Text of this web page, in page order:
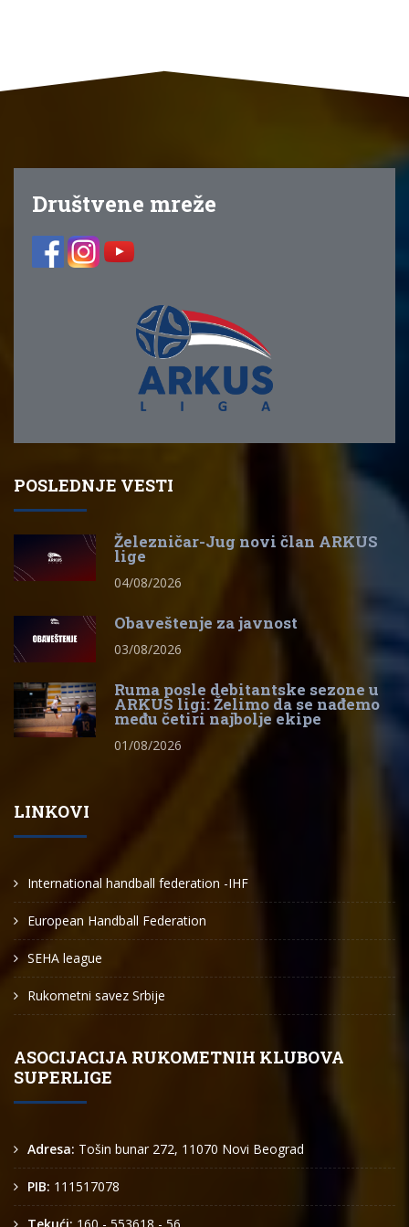
Društvene mreže
POSLEDNJE VESTI
Železničar-Jug novi član ARKUS
lige
04/08/2026
Obaveštenje za javnost
03/08/2026
Ruma posle debitantske sezone u
ARKUS ligi: Želimo da se nađemo
među četiri najbolje ekipe
01/08/2026
LINKOVI
International handball federation -IHF
European Handball Federation
SEHA league
Rukometni savez Srbije
ASOCIJACIJA RUKOMETNIH KLUBOVA
SUPERLIGE
Adresa: Tošin bunar 272, 11070 Novi Beograd
PIB: 111517078